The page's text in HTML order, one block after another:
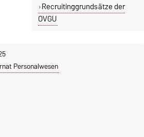
Recruitinggrundsätze der
OVGU
Personalwesen